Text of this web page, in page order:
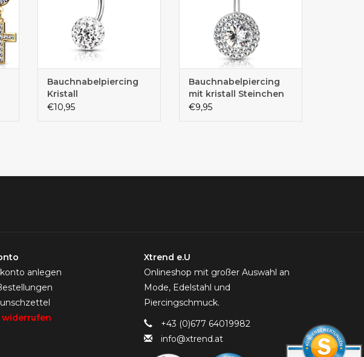
Bauchnabelpiercing
Kristall
€10,95
Bauchnabelpiercing
mit kristall Steinchen
€9,95
anlegen
widerrufen
Xtrend e.U
Onlineshop mit großer Auswahl an
Mode, Edelstahl und
Piercingschmuck.
+43 (0)677 64019982
info@xtrend.at